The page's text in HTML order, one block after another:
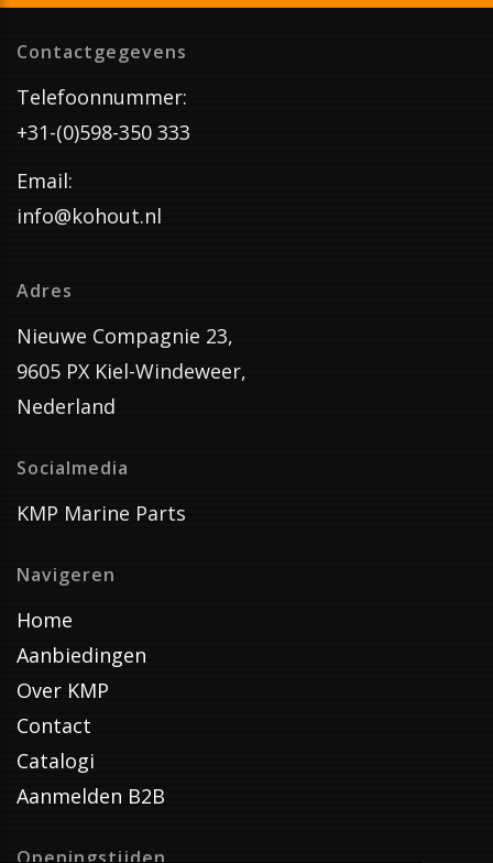
Contactgegevens
Telefoonnummer:
+31-(0)598-350 333
Email:
info@kohout.nl
Adres
Nieuwe Compagnie 23,
9605 PX Kiel-Windeweer,
Nederland
Socialmedia
KMP Marine Parts
Navigeren
Home
Aanbiedingen
Over KMP
Contact
Catalogi
Aanmelden B2B
Openingstijden